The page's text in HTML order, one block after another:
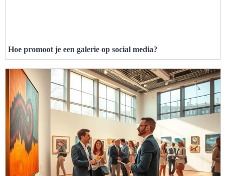
Hoe promoot je een galerie op social media?